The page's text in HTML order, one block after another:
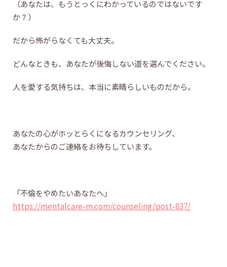
（あなたは、もうとっくにわかっているのではないです
か？）
だから怖がらなくても大丈夫。
どんなときも、あなたが後悔しない道を選んでください。
人を愛する気持ちは、本当に素晴らしいものだから。
あなたの心がホッとらくになるカウンセリング、
あなたからのご連絡をお待ちしています。
「不倫をやめたいあなたへ」
https://mentalcare-m.com/counseling/post-837/